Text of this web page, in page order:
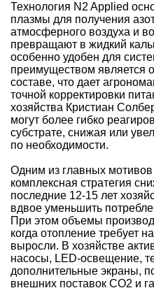
Технология N2 Applied
плазмы для получения
атмосферного воздуха и
превращают в жидкий
особенно удобен для
преимуществом является
составе, что дает
точной корректировки
хозяйства Кристиан
могут более гибко
субстрате, снижая или
по необходимости.
Одним из главных мотивов
комплексная стратегия
последние 12-15 лет
вдвое уменьшить
При этом объемы
когда отопление требует
выросли. В хозяйстве
насосы, LED-освещение,
дополнительные экраны,
внешних поставок CO2 и